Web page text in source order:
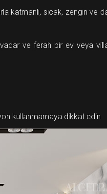
katmanlı, sıcak, zengin ve
ve ferah bir ev veya
kullanmamaya dikkat edin.